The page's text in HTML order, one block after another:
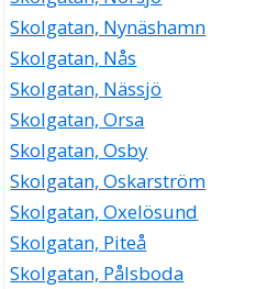
Skolgatan, Nynäshamn
Skolgatan, Nås
Skolgatan, Nässjö
Skolgatan, Orsa
Skolgatan, Osby
Skolgatan, Oskarström
Skolgatan, Oxelösund
Skolgatan, Piteå
Skolgatan, Pålsboda